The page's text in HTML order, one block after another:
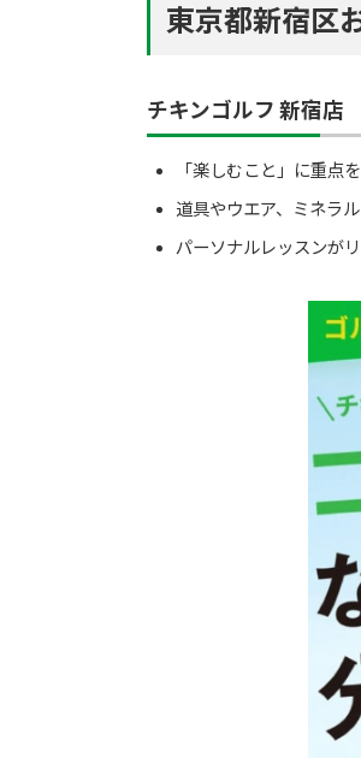
東京都新宿区
チキンゴルフ 新宿店
「楽しむこと」に重点
道具やウエア、ミネラ
パーソナルレッスンが